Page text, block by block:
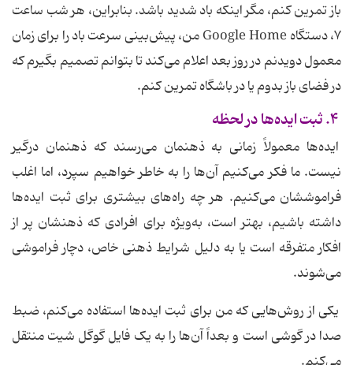
باز تمرین کنم، مگر اینکه باد شدید باشد. بنابراین، هر شب ساعت
۷، دستگاه Google Home من، پیش‌بینی سرعت باد را برای زمان
معمول دویدنم در روز بعد اعلام می‌کند تا بتوانم تصمیم بگیرم که
در فضای باز بدوم یا در باشگاه تمرین کنم.
ایده‌ها معمولاً زمانی به ذهنمان می‌رسند که ذهنمان درگیر
نیست. ما فکر می‌کنیم آن‌ها را به خاطر خواهیم سپرد، اما اغلب
فراموششان می‌کنیم. هر چه راه‌های بیشتری برای ثبت ایده‌ها
داشته باشیم، بهتر است، به‌ویژه برای افرادی که ذهنشان پر از
افکار متفرقه است یا به دلیل شرایط ذهنی خاص، دچار فراموشی
می‌شوند.
یکی از روش‌هایی که من برای ثبت ایده‌ها استفاده می‌کنم، ضبط
صدا در گوشی است و بعداً آن‌ها را به یک فایل گوگل شیت منتقل